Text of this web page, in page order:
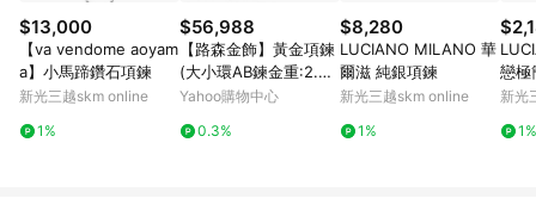
$13,000
【va vendome aoyam
a】小馬蹄鑽石項鍊
新光三越skm online
1%
$56,988
【路森金飾】黃金項鍊
(大小環AB鍊金重:2.08
錢+-0.03錢)
Yahoo購物中心
0.3%
$8,280
LUCIANO MILANO 華
爾滋 純銀項鍊
新光三越skm online
1%
戀極
項鍊
新光
1%